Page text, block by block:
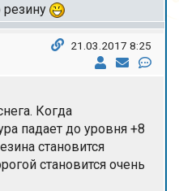
21.03.2017 8:25
Когда
падает до уровня +8
становится
становится очень